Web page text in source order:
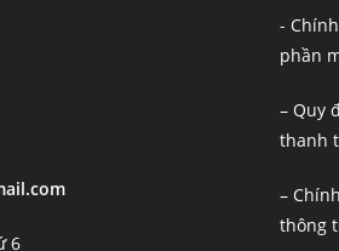
6
-
phần
– Quy
thanh
–
thông